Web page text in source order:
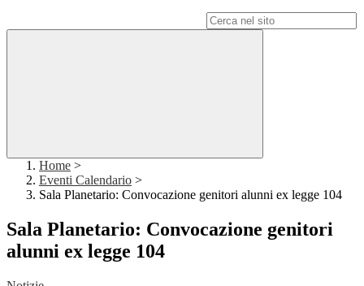
Home >
Eventi Calendario >
Sala Planetario: Convocazione genitori alunni ex legge 104
Sala Planetario: Convocazione genitori
alunni ex legge 104